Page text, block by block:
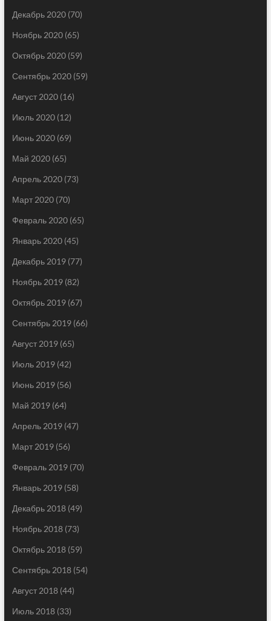
Декабрь 2020(70)
Ноябрь 2020(65)
Октябрь 2020(59)
Сентябрь 2020(59)
Август 2020(16)
Июль 2020(12)
Июнь 2020(69)
Май 2020(65)
Апрель 2020(73)
Март 2020(70)
Февраль 2020(65)
Январь 2020(45)
Декабрь 2019(77)
Ноябрь 2019(82)
Октябрь 2019(67)
Сентябрь 2019(66)
Август 2019(65)
Июль 2019(42)
Июнь 2019(56)
Май 2019(64)
Апрель 2019(47)
Март 2019(56)
Февраль 2019(70)
Январь 2019(58)
Декабрь 2018(49)
Ноябрь 2018(73)
Октябрь 2018(59)
Сентябрь 2018(54)
Август 2018(44)
Июль 2018(33)